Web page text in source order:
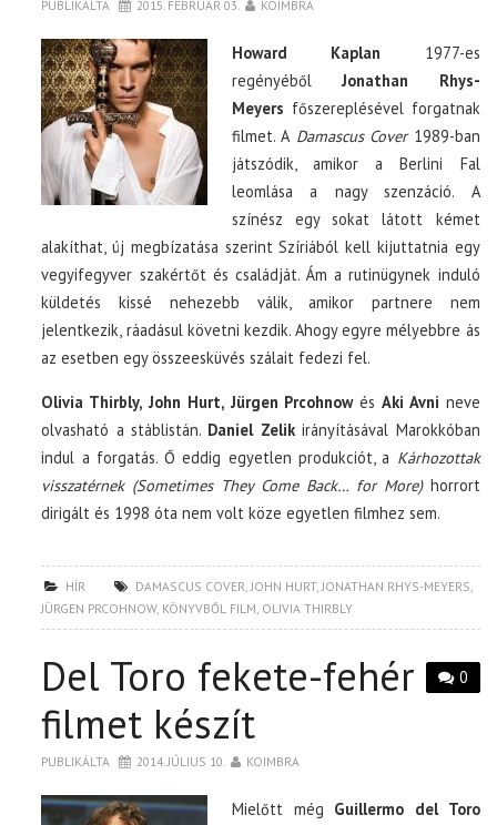
PUBLIKÁLTA 2015. FEBRUÁR 03. KOIMBRA
Howard Kaplan 1977-es
regényébőlJonathan Rhys-
Meyers főszereplésével forgatnak
filmet. ADamascus Cover1989-ban
játszódik, amikor a Berlini Fal
leomlása a nagy szenzáció. A
színész egy sokat látott kémet
alakíthat, új megbízatása szerint Szíriából kell kijuttatnia egy
vegyifegyver szakértőt és családját. Ám a rutinügynek induló
küldetés kissé nehezebb válik, amikor partnere nem
jelentkezik, ráadásul követni kezdik. Ahogy egyre mélyebbre ás
az esetben egy összeesküvés szálait fedezi fel.
Olivia Thirbly, John Hurt, Jürgen Prcohnowés Aki Avni neve
olvasható a stáblistán. Daniel Zelikirányításával Marokkóban
indul a forgatás. Ő eddig egyetlen produkciót, a Kárhozottak
visszatérnek (Sometimes They Come Back… for More)horrort
dirigált és 1998 óta nem volt köze egyetlen filmhez sem.
HÍR DAMASCUS COVER,JOHN HURT,JONATHAN RHYS-MEYERS,
JÜRGEN PRCOHNOW, KÖNYVBŐL FILM, OLIVIA THIRBLY
0
Del Toro fekete-fehér
filmet készít
PUBLIKÁLTA 2014. JÚLIUS 10. KOIMBRA
Mielőtt még Guillermo del Toro